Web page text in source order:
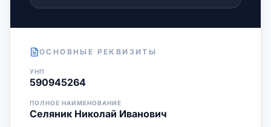
ОСНОВНЫЕ РЕКВИЗИТЫ
УНП
590945264
ПОЛНОЕ НАИМЕНОВАНИЕ
Селяник Николай Иванович